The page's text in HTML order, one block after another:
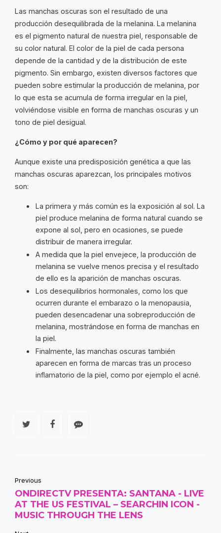
Las manchas oscuras son el resultado de una
producción desequilibrada de la melanina. La melanina
es el pigmento natural de nuestra piel, responsable de
su color natural. El color de la piel de cada persona
depende de la cantidad y de la distribución de este
pigmento. Sin embargo, existen diversos factores que
pueden sobre estimular la producción de melanina, por
lo que esta se acumula de forma irregular en la piel,
volviéndose visible en forma de manchas oscuras y un
tono de piel desigual.
¿Cómo y por qué aparecen?
Aunque existe una predisposición genética a que las
manchas oscuras aparezcan, los principales motivos
son:
La primera y más común es la exposición al sol. La
piel produce melanina de forma natural cuando se
expone al sol, pero en ocasiones, se puede
distribuir de manera irregular.
A medida que la piel envejece, la producción de
melanina se vuelve menos precisa y el resultado
de ello es la aparición de manchas oscuras.
Los desequilibrios hormonales, como los que
ocurren durante el embarazo o la menopausia,
pueden desencadenar una sobreproducción de
melanina, mostrándose en forma de manchas en
la piel.
Finalmente, las manchas oscuras también
aparecen en forma de marcas tras un proceso
inflamatorio de la piel, como por ejemplo el acné.
Previous
ONDIRECTV PRESENTA: SANTANA - LIVE
AT THE US FESTIVAL – SEARCHIN ICON -
MUSIC THROUGH THE LENS